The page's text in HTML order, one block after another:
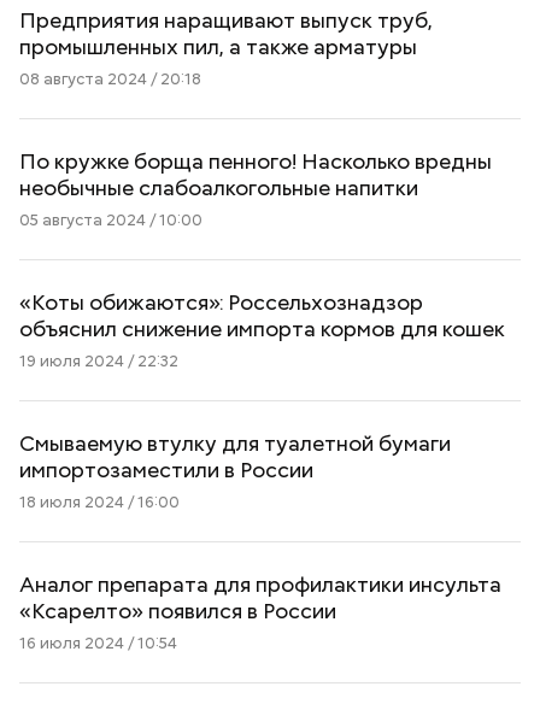
Предприятия наращивают выпуск труб,
промышленных пил, а также арматуры
08 августа 2024 / 20:18
По кружке борща пенного! Насколько вредны
необычные слабоалкогольные напитки
05 августа 2024 / 10:00
«Коты обижаются»: Россельхознадзор
объяснил снижение импорта кормов для кошек
19 июля 2024 / 22:32
Смываемую втулку для туалетной бумаги
импортозаместили в России
18 июля 2024 / 16:00
Аналог препарата для профилактики инсульта
«Ксарелто» появился в России
16 июля 2024 / 10:54